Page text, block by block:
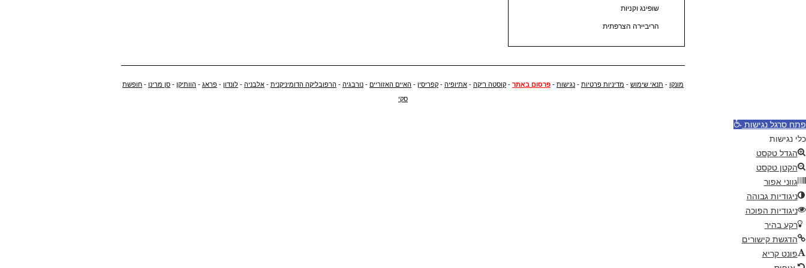
שופינג וקניות
הריביירה הצרפתית
מונקו - תנאי שימוש - מדיניות פרטיות - נגישות - פרסום באתר - קוסטה ריקה - אתיופיה - קפריסין - האיים האזוריים - נורבגיה - הרפובליקה הדומיניקנית - אלבניה - לונדון - פראג - הוותיקן - סן מרינו - חופשת
סקי
פתח סרגל נגישות
כלי נגישות
הגדל טקסט
הקטן טקסט
גווני אפור
ניגודיות גבוהה
ניגודיות הפוכה
רקע בהיר
הדגשת קישורים
פונט קריא